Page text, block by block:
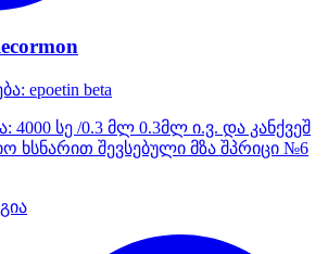
epoetin beta
4000 სე /0.3 მლ 0.3მლ ი.ვ. და კანქვეშ
ხსნარით შევსებული მზა შპრიცი №6